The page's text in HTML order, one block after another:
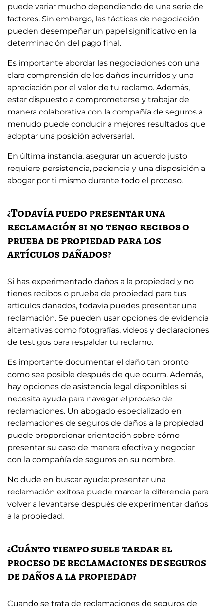
puede variar mucho dependiendo de una serie de
factores. Sin embargo, las tácticas de negociación
pueden desempeñar un papel significativo en la
determinación del pago final.
Es importante abordar las negociaciones con una
clara comprensión de los daños incurridos y una
apreciación por el valor de tu reclamo. Además,
estar dispuesto a comprometerse y trabajar de
manera colaborativa con la compañía de seguros a
menudo puede conducir a mejores resultados que
adoptar una posición adversarial.
En última instancia, asegurar un acuerdo justo
requiere persistencia, paciencia y una disposición a
abogar por ti mismo durante todo el proceso.
¿Todavía puedo presentar una
reclamación si no tengo recibos o
prueba de propiedad para los
artículos dañados?
Si has experimentado daños a la propiedad y no
tienes recibos o prueba de propiedad para tus
artículos dañados, todavía puedes presentar una
reclamación. Se pueden usar opciones de evidencia
alternativas como fotografías, videos y declaraciones
de testigos para respaldar tu reclamo.
Es importante documentar el daño tan pronto
como sea posible después de que ocurra. Además,
hay opciones de asistencia legal disponibles si
necesita ayuda para navegar el proceso de
reclamaciones. Un abogado especializado en
reclamaciones de seguros de daños a la propiedad
puede proporcionar orientación sobre cómo
presentar su caso de manera efectiva y negociar
con la compañía de seguros en su nombre.
No dude en buscar ayuda: presentar una
reclamación exitosa puede marcar la diferencia para
volver a levantarse después de experimentar daños
a la propiedad.
¿Cuánto tiempo suele tardar el
proceso de reclamaciones de seguros
de daños a la propiedad?
Cuando se trata de reclamaciones de seguros de